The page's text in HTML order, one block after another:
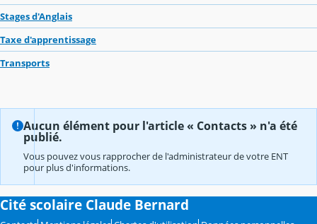
Stages d'Anglais
Taxe d'apprentissage
Transports
Aucun élément pour l'article « Contacts » n'a été
publié.
Vous pouvez vous rapprocher de l'administrateur de votre ENT
pour plus d'informations.
Cité scolaire Claude Bernard